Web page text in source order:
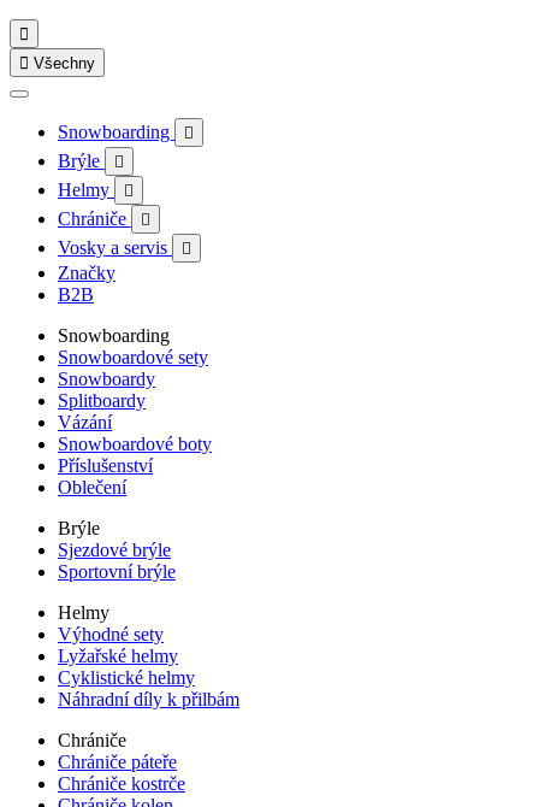

 Všechny
Snowboarding 
Brýle 
Helmy 
Chrániče 
Vosky a servis 
Značky
B2B
Snowboarding
Snowboardové sety
Snowboardy
Splitboardy
Vázání
Snowboardové boty
Příslušenství
Oblečení
Brýle
Sjezdové brýle
Sportovní brýle
Helmy
Výhodné sety
Lyžařské helmy
Cyklistické helmy
Náhradní díly k přilbám
Chrániče
Chrániče páteře
Chrániče kostrče